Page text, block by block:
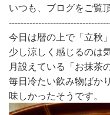
いつも、ブログをご覧
今日は暦の上で「立秋」
少し涼しく感じるのは
月設えている「お抹茶
毎日冷たい飲み物ばか
味しかったそうです。